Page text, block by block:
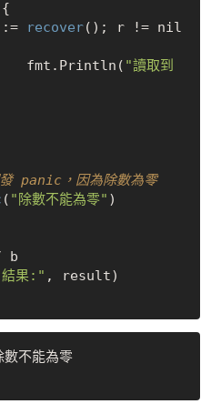
{
recover(); r != nil
			fmt.Println(
"讀取到
panic，因為除數為零
( "除數不能為零" )
果:" , result)
不能為零